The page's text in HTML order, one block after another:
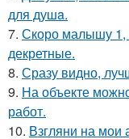
для душa.
7. Скоро малышу 1,
декретные.
8. Сразу видно,
9. На объекте
работ.
10. Взгляни на мои